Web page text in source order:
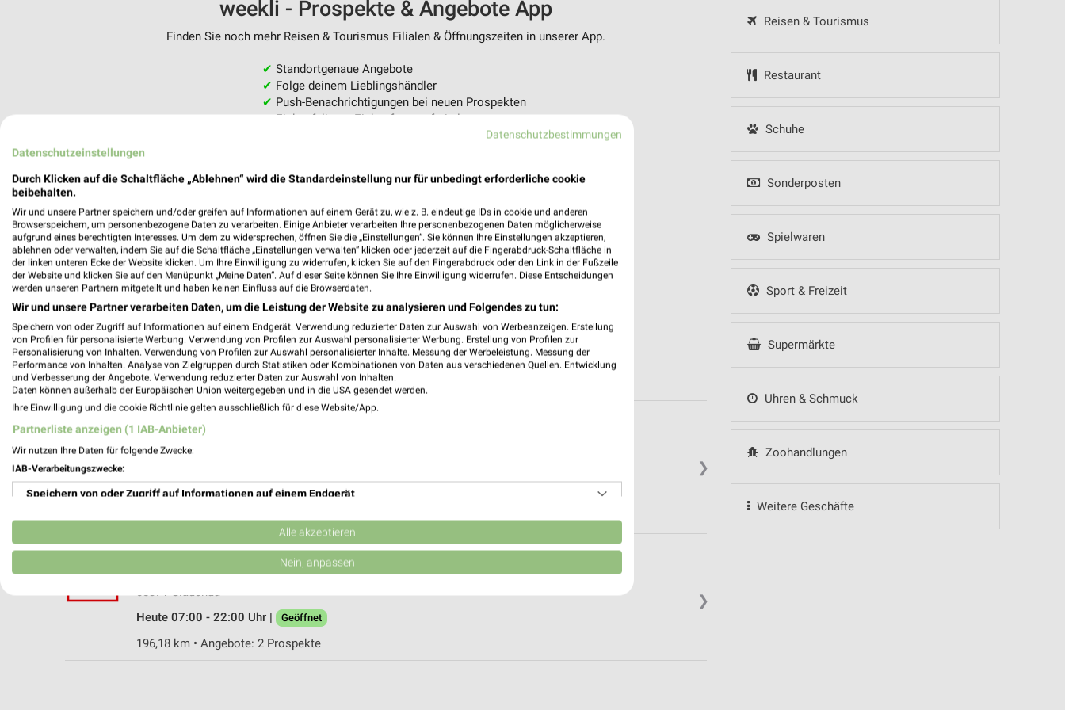
Reisen & Tourismus
Restaurant
Schuhe
Sonderposten
Spielwaren
Sport & Freizeit
Supermärkte
Uhren & Schmuck
Zoohandlungen
Weitere Geschäfte
weekli - Prospekte & Angebote App
Finden Sie noch mehr Reisen & Tourismus Filialen & Öffnungszeiten in unserer App.
✔ Standortgenaue Angebote
✔ Folge deinem Lieblingshändler
✔ Push-Benachrichtigungen bei neuen Prospekten
✔Einkaufsliste - Einkauf stressfrei planen
❯
Kaufland Glauchau
08371 Glauchau
Heute 07:00 - 21:00 Uhr | Geöffnet
❯
Waldenburger Straße F175
08371 Glauchau
Heute 07:00 - 22:00 Uhr |
Geöffnet
196,18 km • Angebote: 2 Prospekte
Datenschutzbestimmungen
Datenschutzeinstellungen
Durch Klicken auf die Schaltfläche „Ablehnen“ wird die Standardeinstellung nur für unbedingt erforderliche cookie
beibehalten.
Wir und unsere Partner speichern und/oder greifen auf Informationen auf einem Gerät zu, wie z. B. eindeutige IDs in cookie und anderen
Browserspeichern, um personenbezogene Daten zu verarbeiten. Einige Anbieter verarbeiten Ihre personenbezogenen Daten möglicherweise
aufgrund eines berechtigten Interesses. Um dem zu widersprechen, öffnen Sie die „Einstellungen“. Sie können Ihre Einstellungen akzeptieren,
ablehnen oder verwalten, indem Sie auf die Schaltfläche „Einstellungen verwalten“ klicken oder jederzeit auf die Fingerabdruck-Schaltfläche in
der linken unteren Ecke der Website klicken. Um Ihre Einwilligung zu widerrufen, klicken Sie auf den Fingerabdruck oder den Link in der Fußzeile
der Website und klicken Sie auf den Menüpunkt „Meine Daten“. Auf dieser Seite können Sie Ihre Einwilligung widerrufen. Diese Entscheidungen
werden unseren Partnern mitgeteilt und haben keinen Einfluss auf die Browserdaten.
Wir und unsere Partner verarbeiten Daten, um die Leistung der Website zu analysieren und Folgendes zu tun:
Speichern von oder Zugriff auf Informationen auf einem Endgerät. Verwendung reduzierter Daten zur Auswahl von Werbeanzeigen. Erstellung
von Profilen für personalisierte Werbung. Verwendung von Profilen zur Auswahl personalisierter Werbung. Erstellung von Profilen zur
Personalisierung von Inhalten. Verwendung von Profilen zur Auswahl personalisierter Inhalte. Messung der Werbeleistung. Messung der
Performance von Inhalten. Analyse von Zielgruppen durch Statistiken oder Kombinationen von Daten aus verschiedenen Quellen. Entwicklung
und Verbesserung der Angebote. Verwendung reduzierter Daten zur Auswahl von Inhalten.
Daten können außerhalb der Europäischen Union weitergegeben und in die USA gesendet werden.
Ihre Einwilligung und die cookie Richtlinie gelten ausschließlich für diese Website/App.
Partnerliste anzeigen (1 IAB-Anbieter)
Wir nutzen Ihre Daten für folgende Zwecke:
IAB-Verarbeitungszwecke:
Speichern von oder Zugriff auf Informationen auf einem Endgerät
Verwendung reduzierter Daten zur Auswahl von Werbeanzeigen
Erstellung von Profilen für personalisierte Werbung
Erstellung von Profilen zur Personalisierung von Inhalten
Alle akzeptieren
Nein, anpassen